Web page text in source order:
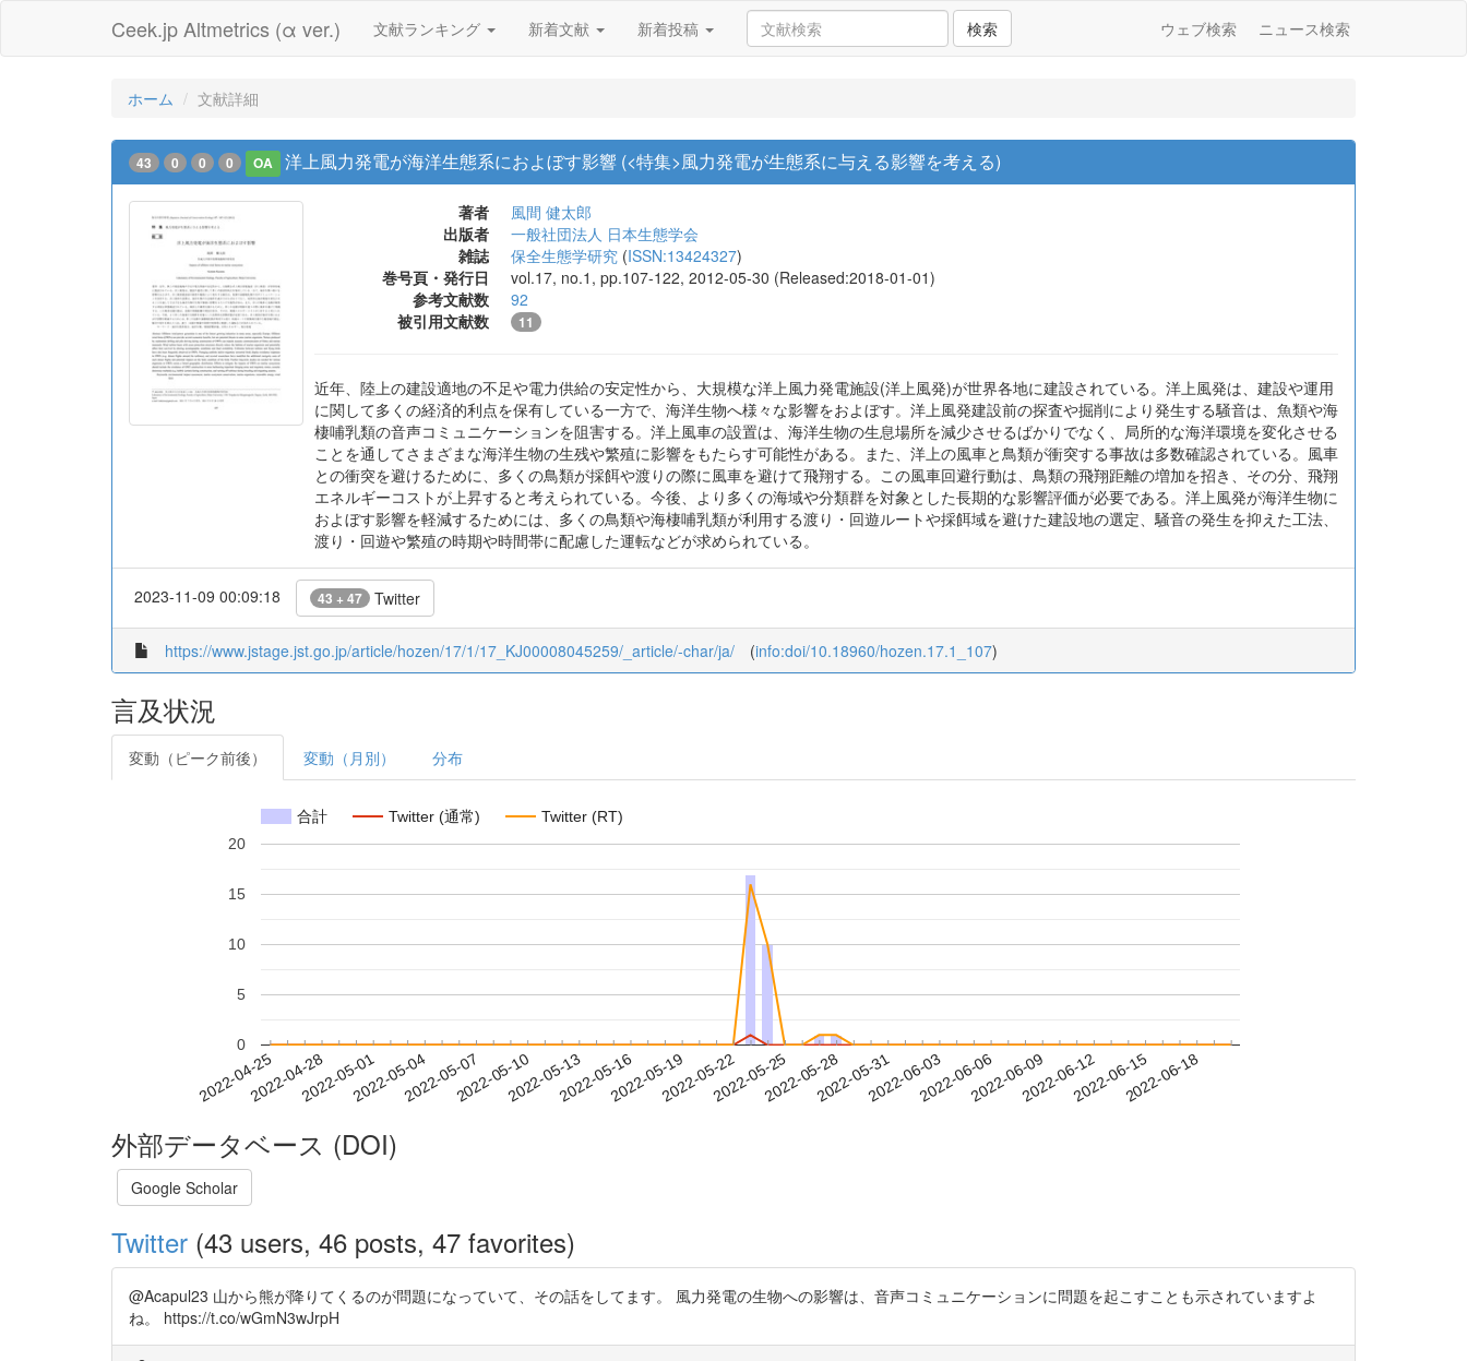
Ceek.jp Altmetrics (α ver.) 文献ランキング 新着文献 新着投稿 検索 ウェブ検索 ニュース検索
ホーム 文献詳細
43 0 0 0 OA 洋上風力発電が海洋生態系におよぼす影響 (<特集>風力発電が生態系に与える影響を考える)
著者
風間 健太郎
出版者
一般社団法人 日本生態学会
雑誌
保全生態学研究 (ISSN:13424327)
巻号頁・発行日
vol.17, no.1, pp.107-122, 2012-05-30 (Released:2018-01-01)
参考文献数
92
被引用文献数
11
近年、陸上の建設適地の不足や電力供給の安定性から、大規模な洋上風力発電施設(洋上風発)が世界各地に建設されている。洋上風発は、建設や運用
に関して多くの経済的利点を保有している一方で、海洋生物へ様々な影響をおよぼす。洋上風発建設前の探査や掘削により発生する騒音は、魚類や海
棲哺乳類の音声コミュニケーションを阻害する。洋上風車の設置は、海洋生物の生息場所を減少させるばかりでなく、局所的な海洋環境を変化させる
ことを通してさまざまな海洋生物の生残や繁殖に影響をもたらす可能性がある。また、洋上の風車と鳥類が衝突する事故は多数確認されている。風車
との衝突を避けるために、多くの鳥類が採餌や渡りの際に風車を避けて飛翔する。この風車回避行動は、鳥類の飛翔距離の増加を招き、その分、飛翔
エネルギーコストが上昇すると考えられている。今後、より多くの海域や分類群を対象とした長期的な影響評価が必要である。洋上風発が海洋生物に
およぼす影響を軽減するためには、多くの鳥類や海棲哺乳類が利用する渡り・回遊ルートや採餌域を避けた建設地の選定、騒音の発生を抑えた工法、
渡り・回遊や繁殖の時期や時間帯に配慮した運転などが求められている。
2023-11-09 00:09:18 43 + 47 Twitter
https://www.jstage.jst.go.jp/article/hozen/17/1/17_KJ00008045259/_article/-char/ja/ (info:doi/10.18960/hozen.17.1_107)
言及状況
変動（ピーク前後） 変動（月別） 分布
合計 Twitter (通常) Twitter (RT)
2022-04-252022-04-282022-05-012022-05-042022-05-072022-05-102022-05-132022-05-162022-05-192022-05-222022-05-252022-05-282022-05-312022-06-032022-06-062022-06-092022-06-122022-06-152022-06-18
0
5
10
15
20
外部データベース (DOI)
Google Scholar
Twitter (43 users, 46 posts, 47 favorites)
@Acapul23 山から熊が降りてくるのが問題になっていて、その話をしてます。 風力発電の生物への影響は、音声コミュニケーションに問題を起こすことも示されていますよ
ね。 https://t.co/wGmN3wJrpH